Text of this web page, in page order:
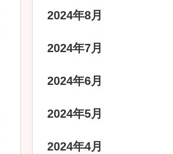
2024年8月
2024年7月
2024年6月
2024年5月
2024年4月